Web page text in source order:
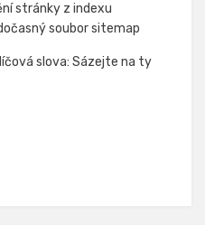
stránky z indexu
soubor sitemap
slova: Sázejte na ty